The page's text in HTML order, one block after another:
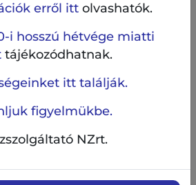
a közönség korosztálytól
és értékelni tudja az előadást.
előadás keretében egyszerre
mozis élményt is.
Fodor Judit, Bokor
Közreműködik a Csepp
MózsiRendező: Szabó
erről ittolvashatók.
i hosszú hétvége miatti
tájékozódhatnak.
itt találják.
figyelmükbe.
NZrt.